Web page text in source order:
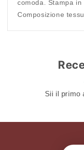
comoda. Stampa
Composizione
Sii il primo